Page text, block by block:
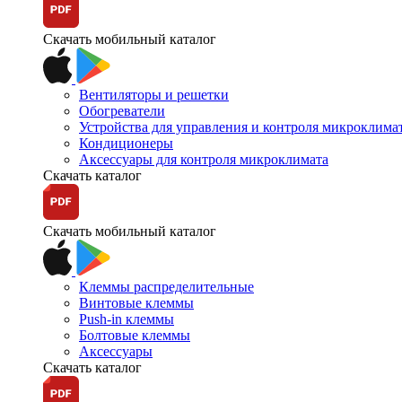
Скачать мобильный каталог
Вентиляторы и решетки
Обогреватели
Устройства для управления и контроля
Кондиционеры
Аксессуары для контроля микроклимата
Скачать каталог
Скачать мобильный каталог
Клеммы распределительные
Винтовые клеммы
Push-in клеммы
Болтовые клеммы
Аксессуары
Скачать каталог